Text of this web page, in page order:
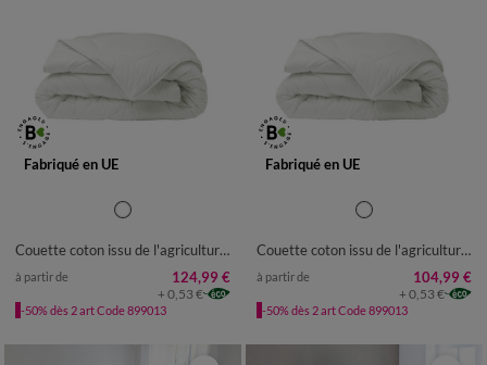
Fabriqué en UE
COUETTE 1 PERS : 140X200
COUETTE 1-2 PERS :
COUETTE 2 PERS :
240X220CM
COUETTE 2 PERS :
Couette coton issu de l'agriculture biologique 350 g/m²
à partir de 124,99 €
+ 0,53 €
-50% dès 2 art Code 899013
Fabriqué en UE
COUETTE 1 PERS : 140X200
COUETTE 1-2 PERS :
COUETTE 2 PERS :
240X220CM
COUETTE 2 PERS :
Couette coton issu de l'agriculture biologique 250 g/m²
à partir de 104,99 €
+ 0,53 €
-50% dès 2 art Code 899013